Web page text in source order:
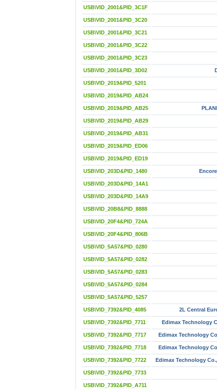
USB\VID_2001&PID_3C1F
USB\VID_2001&PID_3C20
USB\VID_2001&PID_3C21
USB\VID_2001&PID_3C22
USB\VID_2001&PID_3C23
USB\VID_2001&PID_3D02
USB\VID_2019&PID_5201
USB\VID_2019&PID_AB24
USB\VID_2019&PID_AB25
USB\VID_2019&PID_AB29
USB\VID_2019&PID_AB31
USB\VID_2019&PID_ED06
USB\VID_2019&PID_ED19
USB\VID_203D&PID_1480
USB\VID_203D&PID_14A1
USB\VID_203D&PID_14A9
USB\VID_20B8&PID_8888
USB\VID_20F4&PID_724A
USB\VID_20F4&PID_806B
USB\VID_5A57&PID_0280
USB\VID_5A57&PID_0282
USB\VID_5A57&PID_0283
USB\VID_5A57&PID_0284
USB\VID_5A57&PID_5257
USB\VID_7392&PID_4085 2L Central
USB\VID_7392&PID_7711 Edimax Technology
USB\VID_7392&PID_7717 Edimax Technology
USB\VID_7392&PID_7718 Edimax Technology
USB\VID_7392&PID_7722 Edimax Technology
USB\VID_7392&PID_7733
USB\VID_7392&PID_A711